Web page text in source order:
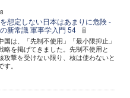
想定しない日本はあまりに危険 -
新常識 軍事学入門 54
国は、「先制不使用」「最小限抑止」
略を掲げてきました。先制不使用と
攻撃を受けない限り、核は使わないと
。